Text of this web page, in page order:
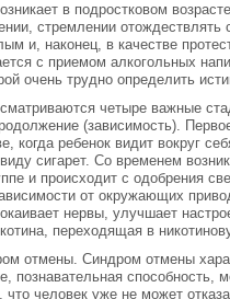
в подростковом
стремлении
и, наконец, в качестве
с приемом алкогольных
очень трудно определить
четыре важные
(зависимость).
когда ребенок видит вокруг
сигарет. Со временем
и происходит с одобрения
от окружающих
нервы, улучшает
переходящая в
отмены. Синдром отмены
познавательная способность,
человек уже не может